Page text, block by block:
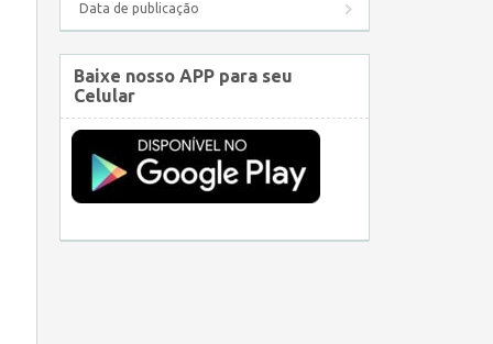
Data de publicação
Baixe nosso APP para seu
Celular